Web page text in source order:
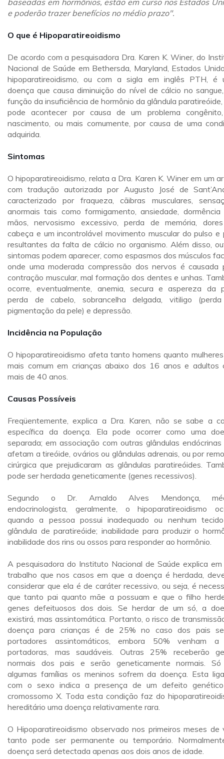
baseadas em hormônios, estão em curso nos Estados
e poderão trazer benefícios no médio prazo".
O que é Hipoparatireoidismo
De acordo com a pesquisadora Dra. Karen K. Winer, do
Nacional de Saúde em Bethersda, Maryland, Estados
hipoparatireoidismo, ou com a sigla em inglês PTH, é
doença que causa diminuição do nível de cálcio no
função da insuficiência de hormônio da glândula
pode acontecer por causa de um problema
nascimento, ou mais comumente, por causa de uma
adquirida.
Sintomas
O hipoparatireoidismo, relata a Dra. Karen K. Winer em um
com tradução autorizada por Augusto José de
caracterizado por fraqueza, cãibras musculares,
anormais tais como formigamento, ansiedade, dormência
mãos, nervosismo excessivo, perda de memória,
cabeça e um incontrolável movimento muscular do pulso e
resultantes da falta de cálcio no organismo. Além disso,
sintomas podem aparecer, como espasmos dos músculos
onde uma moderada compressão dos nervos é causada
contração muscular, mal formação dos dentes e unhas.
ocorre, eventualmente, anemia, secura e aspereza da
perda de cabelo, sobrancelha delgada, vitiligo
pigmentação da pele) e depressão.
Incidência na População
O hipoparatireoidismo afeta tanto homens quanto
mais comum em crianças abaixo dos 16 anos e adultos
mais de 40 anos.
Causas Possíveis
Freqüentemente, explica a Dra. Karen, não se sabe a
específica da doença. Ela pode ocorrer como uma
separada; em associação com outras glândulas endócrinas
afetam a tireóide, ovários ou glândulas adrenais, ou por
cirúrgica que prejudicaram as glândulas paratireóides.
pode ser herdada geneticamente (genes recessivos).
Segundo o Dr. Arnaldo Alves Mendonça,
endocrinologista, geralmente, o hipoparatireoidismo
quando a pessoa possui inadequado ou nenhum
glândula de paratireóide; inabilidade para produzir o
inabilidade dos rins ou ossos para responder ao hormônio.
A pesquisadora do Instituto Nacional de Saúde explica em
trabalho que nos casos em que a doença é herdada,
considerar que ela é de caráter recessivo, ou seja, é
que tanto pai quanto mãe a possuam e que o filho
genes defeituosos dos dois. Se herdar de um só, a
existirá, mas assintomática. Portanto, o risco de
doença para crianças é de 25% no caso dos pais
portadores assintomáticos, embora 50% venham a
portadoras, mas saudáveis. Outras 25% receberão
normais dos pais e serão geneticamente normais.
algumas famílias os meninos sofrem da doença. Esta
com o sexo indica a presença de um defeito
cromossomo X. Toda esta condição faz do
hereditário uma doença relativamente rara.
O Hipoparatireoidismo observado nos primeiros meses de
tanto pode ser permanente ou temporário.
doença será detectada apenas aos dois anos de idade.